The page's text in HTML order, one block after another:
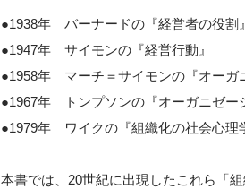
●1938年 バーナードの『経営者の役割』
●1947年 サイモンの『経営行動』
●1958年 マーチ＝サイモンの『オーガ
●1967年 トンプソンの『オーガニゼー
●1979年 ワイクの『組織化の社会心理
本書では、20世紀に出現したこれら「